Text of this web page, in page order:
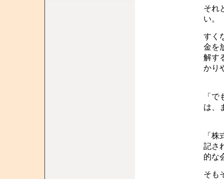
それ
い。
すく
金を
解す
かり
「
は、
「
記さ
的な
そも